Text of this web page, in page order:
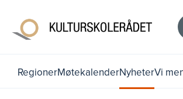
RegionerMøtekalenderNyheterVi